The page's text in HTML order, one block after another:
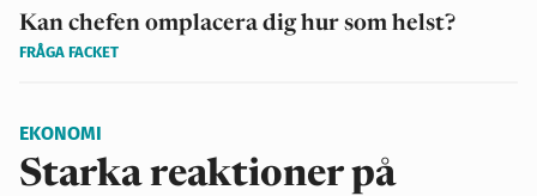
Kan chefen omplacera dig hur som helst?
FRÅGA FACKET
EKONOMI
Starka reaktioner på